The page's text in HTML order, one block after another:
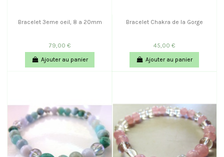
Bracelet 3eme oeil, 8 a 20mm
79,00 €
Ajouter au panier
Bracelet Chakra de la Gorge
45,00 €
Ajouter au panier